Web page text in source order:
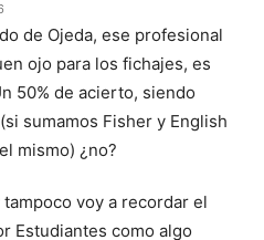
de Ojeda, ese profesional
ojo para los fichajes, es
50% de acierto, siendo
sumamos Fisher y English
mismo) ¿no?
voy a recordar el
Estudiantes como algo